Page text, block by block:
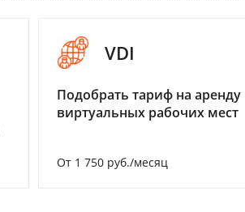
VDI
Подобрать тариф на аренду
виртуальных рабочих мест
От 1 750 руб./месяц